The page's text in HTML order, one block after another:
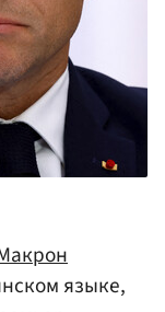
языке,